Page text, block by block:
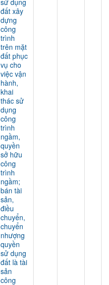
sử dụng
đất xây
dựng
công
trình
trên mặt
đất phục
vụ cho
việc vận
hành,
khai
thác sử
dụng
công
trình
ngầm,
quyền
sở hữu
công
trình
ngầm;
bán tài
sản,
điều
chuyển,
chuyển
nhượng
quyền
sử dụng
đất là tài
sản
công